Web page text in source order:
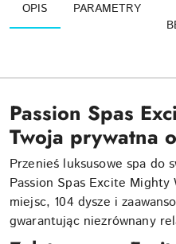
OPIS PARAMETRY
Passion Spas
Twoja prywatna
Przenieś luksusowe spa do
Passion Spas Excite
miejsc, 104 dysze i
gwarantując niezrównany